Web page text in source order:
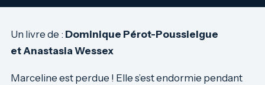
Un livre de : Dominique Pérot-Poussielgue
et Anastasia Wessex
Marceline est perdue ! Elle s’est endormie pendant